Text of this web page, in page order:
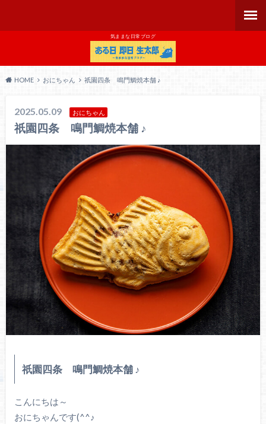
気ままな日常ブログ
HOME おにちゃん 祇園四条 鳴門鯛焼本舗 ♪
2025.05.09 おにちゃん
祇園四条 鳴門鯛焼本舗 ♪
祇園四条 鳴門鯛焼本舗 ♪
こんにちは～
おにちゃんです(^^♪